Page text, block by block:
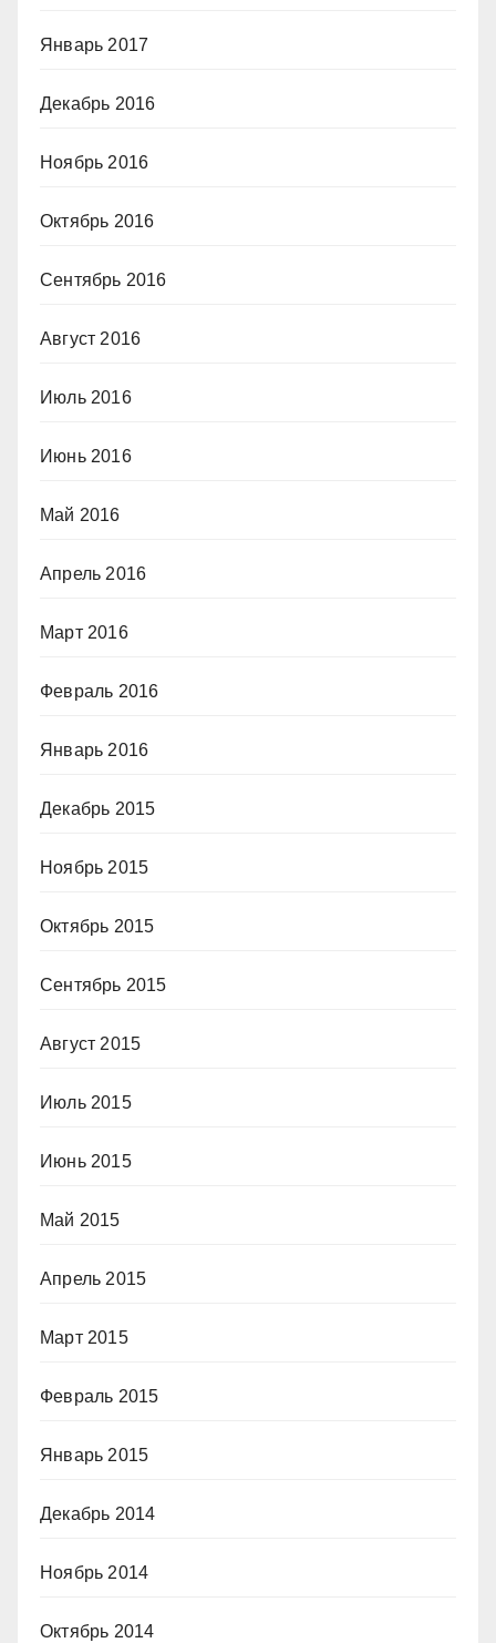
Январь 2017
Декабрь 2016
Ноябрь 2016
Октябрь 2016
Сентябрь 2016
Август 2016
Июль 2016
Июнь 2016
Май 2016
Апрель 2016
Март 2016
Февраль 2016
Январь 2016
Декабрь 2015
Ноябрь 2015
Октябрь 2015
Сентябрь 2015
Август 2015
Июль 2015
Июнь 2015
Май 2015
Апрель 2015
Март 2015
Февраль 2015
Январь 2015
Декабрь 2014
Ноябрь 2014
Октябрь 2014